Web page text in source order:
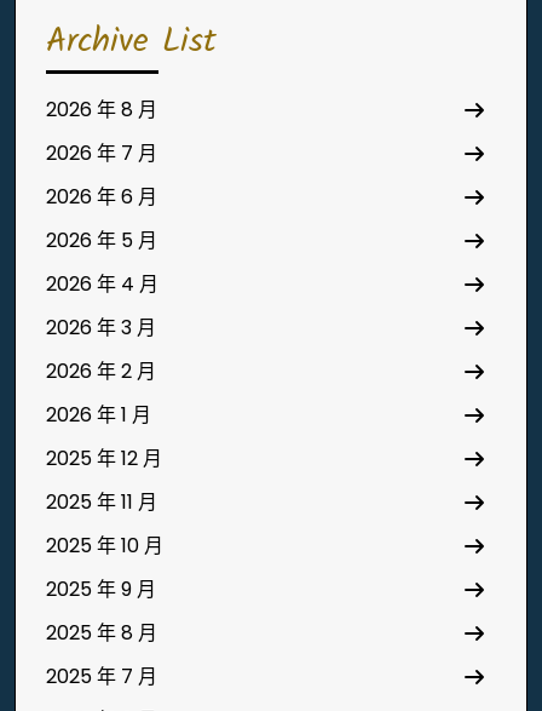
Archive List
2026 年 8 月
2026 年 7 月
2026 年 6 月
2026 年 5 月
2026 年 4 月
2026 年 3 月
2026 年 2 月
2026 年 1 月
2025 年 12 月
2025 年 11 月
2025 年 10 月
2025 年 9 月
2025 年 8 月
2025 年 7 月